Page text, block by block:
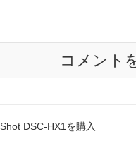
コメント
DSC-HX1を購入